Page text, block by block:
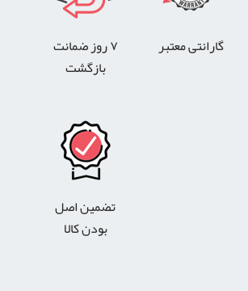
گارانتی معتبر
۷ روز ضمانت
بازگشت
تضمین اصل
بودن کالا